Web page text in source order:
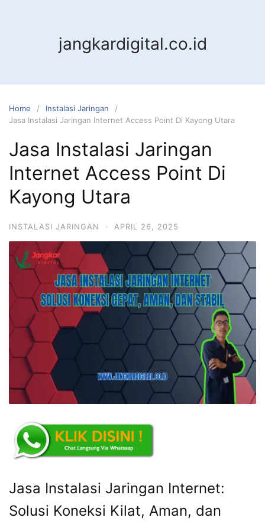
jangkardigital.co.id
Home
Instalasi Jaringan
Jasa Instalasi Jaringan Internet Access Point Di Kayong Utara
Jasa Instalasi Jaringan
Internet Access Point Di
Kayong Utara
INSTALASI JARINGAN · APRIL 26, 2025
Jasa Instalasi Jaringan Internet:
Solusi Koneksi Kilat, Aman, dan